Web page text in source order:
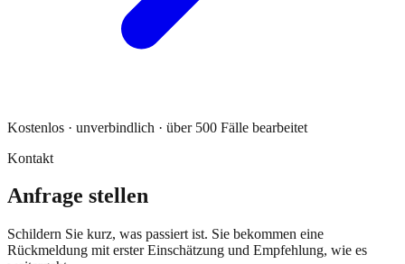
Kostenlos · unverbindlich · über 500 Fälle bearbeitet
Kontakt
Anfrage stellen
Schildern Sie kurz, was passiert ist. Sie bekommen eine
Rückmeldung mit erster Einschätzung und Empfehlung, wie es